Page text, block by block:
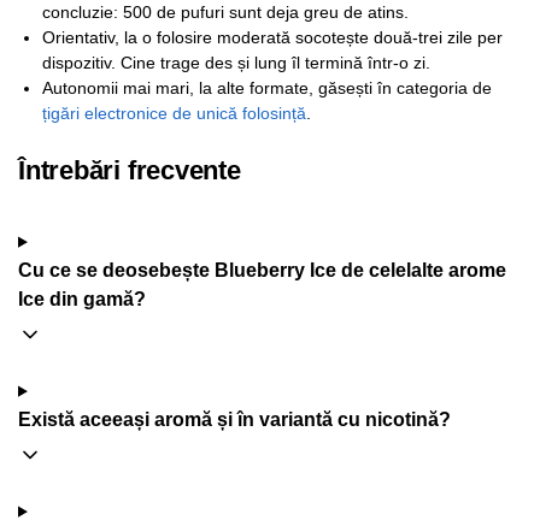
concluzie: 500 de pufuri sunt deja greu de atins.
Orientativ, la o folosire moderată socotește două-trei zile per
dispozitiv. Cine trage des și lung îl termină într-o zi.
Autonomii mai mari, la alte formate, găsești în categoria de
țigări electronice de unică folosință
Întrebări frecvente
Cu ce se deosebește Blueberry Ice de celelalte arome
Ice din gamă?
Există aceeași aromă și în variantă cu nicotină?